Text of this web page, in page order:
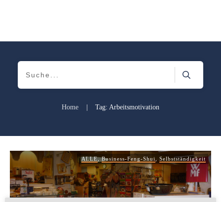
Home Tag: Arbeitsmotivation
ALLE,Business-Feng-Shui Selbstständigkeit